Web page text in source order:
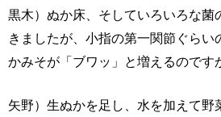
黒木）ぬか床、そしていろいろな菌
きましたが、小指の第一関節ぐらい
かみそが「ブワッ」と増えるのです
矢野）生ぬかを足し、水を加えて野